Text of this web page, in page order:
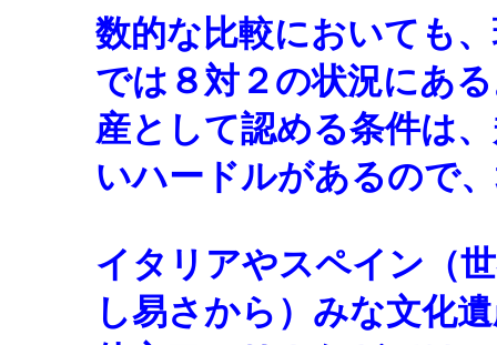
数的な比較においても
では８対２の状況にあ
産として認める条件は
いハードルがあるので
イタリアやスペイン（
し易さから）みな文化